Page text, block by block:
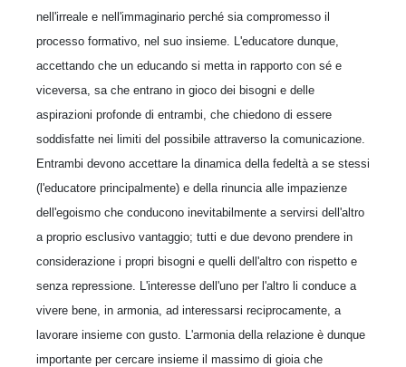
nell'irreale e nell'immaginario perché sia compromesso il
processo formativo, nel suo insieme. L'educatore dunque,
accettando che un educando si metta in rapporto con sé e
viceversa, sa che entrano in gioco dei bisogni e delle
aspirazioni profonde di entrambi, che chiedono di essere
soddisfatte nei limiti del possibile attraverso la comunicazione.
Entrambi devono accettare la dinamica della fedeltà a se stessi
(l'educatore principalmente) e della rinuncia alle impazienze
dell'egoismo che conducono inevitabilmente a servirsi dell'altro
a proprio esclusivo vantaggio; tutti e due devono prendere in
considerazione i propri bisogni e quelli dell'altro con rispetto e
senza repressione. L'interesse dell'uno per l'altro li conduce a
vivere bene, in armonia, ad interessarsi reciprocamente, a
lavorare insieme con gusto. L'armonia della relazione è dunque
importante per cercare insieme il massimo di gioia che